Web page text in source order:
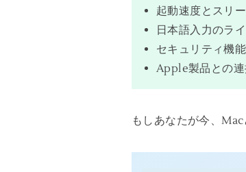
起動速度とスリ
日本語入力のラ
セキュリティ機
Apple製品との
もしあなたが今、